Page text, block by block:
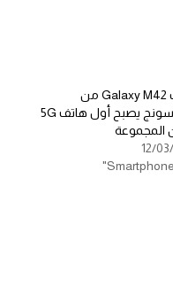
هاتف Galaxy M42 من
سامسونج يصبح أول هاتف 5G
12/